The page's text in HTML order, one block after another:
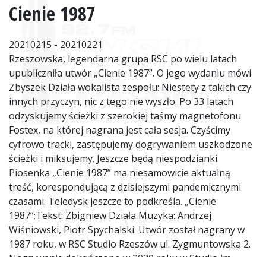
Cienie 1987
20210215 - 20210221
Rzeszowska, legendarna grupa RSC po wielu latach
upubliczniła utwór „Cienie 1987”. O jego wydaniu mówi
Zbyszek Działa wokalista zespołu: Niestety z takich czy
innych przyczyn, nic z tego nie wyszło. Po 33 latach
odzyskujemy ścieżki z szerokiej taśmy magnetofonu
Fostex, na której nagrana jest cała sesja. Czyścimy
cyfrowo tracki, zastępujemy dogrywaniem uszkodzone
ścieżki i miksujemy. Jeszcze będą niespodzianki.
Piosenka „Cienie 1987” ma niesamowicie aktualną
treść, korespondującą z dzisiejszymi pandemicznymi
czasami. Teledysk jeszcze to podkreśla. „Cienie
1987”:Tekst: Zbigniew Działa Muzyka: Andrzej
Wiśniowski, Piotr Spychalski. Utwór został nagrany w
1987 roku, w RSC Studio Rzeszów ul. Zygmuntowska 2.